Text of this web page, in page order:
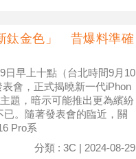
鈦金色」 昔爆料準確
日早上十點（台北時間9月10
會，正式揭曉新一代iPhon
題，暗示可能推出更為繽紛
。隨著發表會的臨近，關
Pro系
分類 : 3C | 2024-08-29